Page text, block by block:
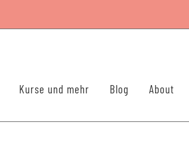
Kurse und mehr Blog About